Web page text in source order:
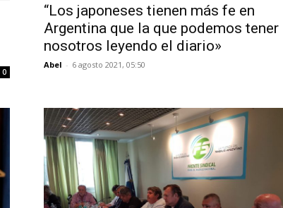
0
“Los japoneses tienen más fe en
Argentina que la que podemos tener
nosotros leyendo el diario»
Abel - 6 agosto 2021, 05:50